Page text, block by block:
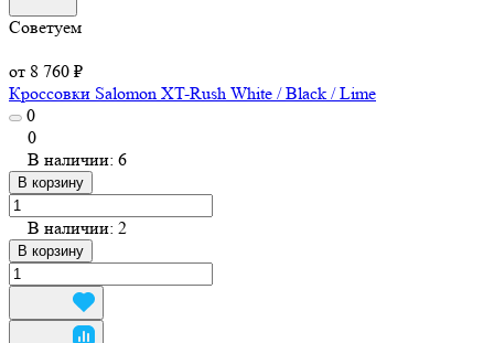
Советуем
от 8 760 ₽
Кроссовки Salomon XT-Rush White / Black / Lime
0
0
В наличии: 6
В корзину
В наличии: 2
В корзину